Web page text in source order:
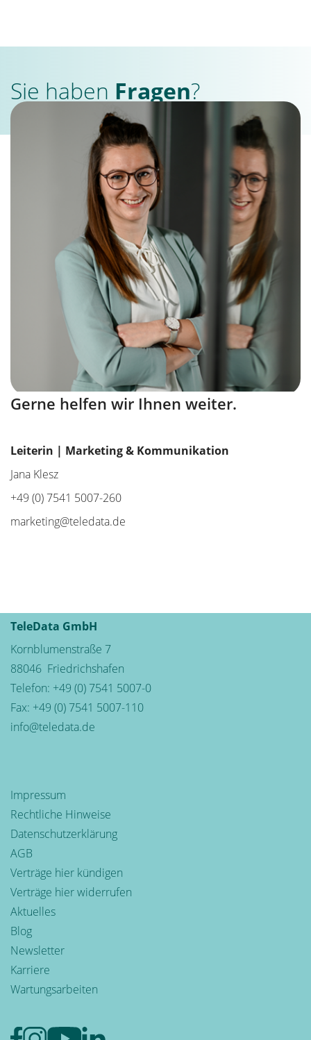
Sie haben Fragen?
Gerne helfen wir Ihnen weiter.
Leiterin | Marketing & Kommunikation
Jana Klesz
+49 (0) 7541 5007-260
marketing@teledata.de
TeleData GmbH
Kornblumenstraße 7
88046 Friedrichshafen
Telefon: +49 (0) 7541 5007-0
Fax: +49 (0) 7541 5007-110
info@teledata.de
Impressum
Rechtliche Hinweise
Datenschutzerklärung
AGB
Verträge hier kündigen
Verträge hier widerrufen
Aktuelles
Blog
Newsletter
Karriere
Wartungsarbeiten